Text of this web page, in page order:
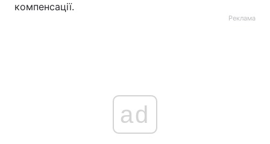
компенсації.
Реклама
ad